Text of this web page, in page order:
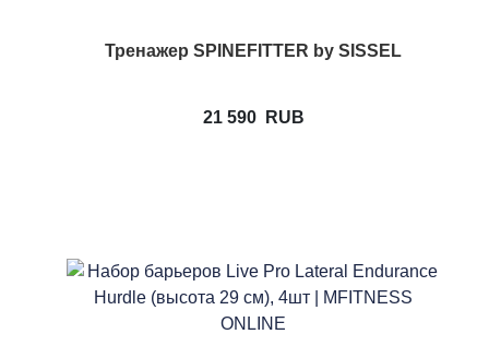
Тренажер SPINEFITTER by SISSEL
21 590 RUB